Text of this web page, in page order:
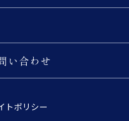
い合わせ
トポリシー